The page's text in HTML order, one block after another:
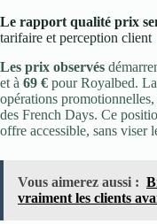
Le rapport qualité prix
tarifaire et perception client
Les prix observés
et à 69 € pour Royalbed.
opérations
des French Days. Ce
offre accessible, sans viser
Vous aimerez aussi :
vraiment les clients